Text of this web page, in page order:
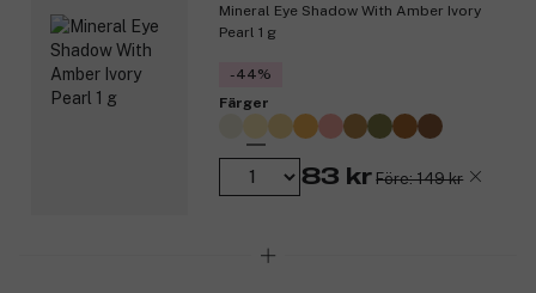
Mineral Eye Shadow With Amber Ivory
Pearl 1 g
-44%
Färger
83 kr Före: 149 kr